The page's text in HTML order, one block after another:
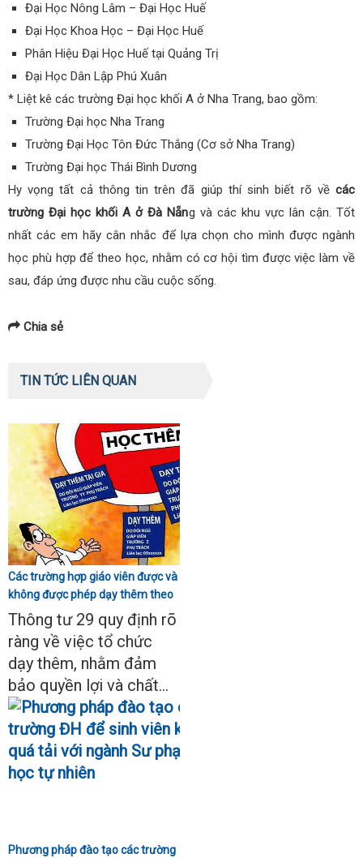
Đại Học Nông Lâm – Đại Học Huế
Đại Học Khoa Học – Đại Học Huế
Phân Hiệu Đại Học Huế tại Quảng Trị
Đại Học Dân Lập Phú Xuân
* Liệt kê các trường Đại học khối A ở Nha Trang, bao gồm:
Trường Đại học Nha Trang
Trường Đại Học Tôn Đức Thắng (Cơ sở Nha Trang)
Trường Đại học Thái Bình Dương
Hy vọng tất cả thông tin trên đã giúp thí sinh biết rõ về các
trường Đại học khối A ở Đà Nẵng và các khu vực lân cận. Tốt
nhất các em hãy cân nhắc để lựa chọn cho mình được ngành
học phù hợp để theo học, nhằm có cơ hội tìm được việc làm về
sau, đáp ứng được nhu cầu cuộc sống.
Chia sẻ
TIN TỨC LIÊN QUAN
Các trường hợp giáo viên được và
không được phép dạy thêm theo
Thông tư 29
Thông tư 29 quy định rõ
ràng về việc tổ chức
dạy thêm, nhằm đảm
bảo quyền lợi và chất...
Phương pháp đào tạo các trường